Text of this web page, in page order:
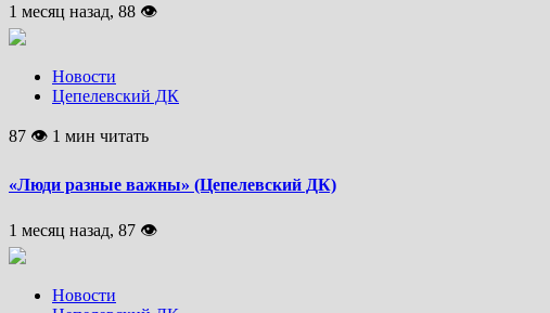
1 месяц назад, 88 👁
Новости
Цепелевский ДК
87 👁 1 мин читать
«Люди разные важны» (Цепелевский ДК)
1 месяц назад, 87 👁
Новости